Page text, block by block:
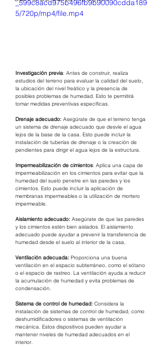
_599c8acd975b496fb9b90090cdda189
5/720p/mp4/file.mp4
Investigación previa: Antes de construir, realiza
estudios del terreno para evaluar la calidad del suelo,
la ubicación del nivel freático y la presencia de
posibles problemas de humedad. Esto te permitirá
tomar medidas preventivas específicas.
Drenaje adecuado: Asegúrate de que el terreno tenga
un sistema de drenaje adecuado que desvíe el agua
lejos de la base de la casa. Esto puede incluir la
instalación de tuberías de drenaje o la creación de
pendientes para dirigir el agua lejos de la estructura.
Impermeabilización de cimientos: Aplica una capa de
impermeabilización en los cimientos para evitar que la
humedad del suelo penetre en las paredes y los
cimientos. Esto puede incluir la aplicación de
membranas impermeables o la utilización de mortero
impermeable.
Aislamiento adecuado: Asegúrate de que las paredes
y los cimientos estén bien aislados. El aislamiento
adecuado puede ayudar a prevenir la transferencia de
humedad desde el suelo al interior de la casa.
Ventilación adecuada: Proporciona una buena
ventilación en el espacio subterráneo, como el sótano
o el espacio de rastreo. La ventilación ayuda a reducir
la acumulación de humedad y evita problemas de
condensación.
Sistema de control de humedad: Considera la
instalación de sistemas de control de humedad, como
deshumidificadores o sistemas de ventilación
mecánica. Estos dispositivos pueden ayudar a
mantener niveles de humedad adecuados en el
interior.